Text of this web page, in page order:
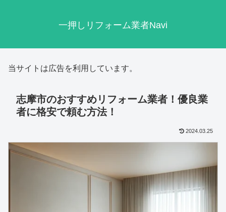
一押しリフォーム業者Navi
当サイトは広告を利用しています。
志摩市のおすすめリフォーム業者！優良業
者に格安で頼む方法！
2024.03.25